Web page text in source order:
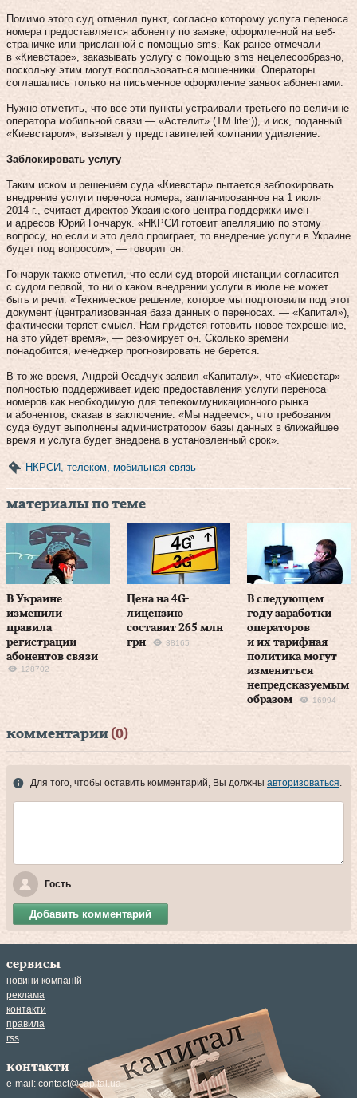
Помимо этого суд отменил пункт, согласно которому услуга переноса
номера предоставляется абоненту по заявке, оформленной на веб-
страничке или присланной с помощью sms. Как ранее отмечали
в «Киевстаре», заказывать услугу с помощью sms нецелесообразно,
поскольку этим могут воспользоваться мошенники. Операторы
соглашались только на письменное оформление заявок абонентами.
Нужно отметить, что все эти пункты устраивали третьего по величине
оператора мобильной связи — «Астелит» (ТМ life:)), и иск, поданный
«Киевстаром», вызывал у представителей компании удивление.
Заблокировать услугу
Таким иском и решением суда «Киевстар» пытается заблокировать
внедрение услуги переноса номера, запланированное на 1 июля
2014 г., считает директор Украинского центра поддержки имен
и адресов Юрий Гончарук. «НКРСИ готовит апелляцию по этому
вопросу, но если и это дело проиграет, то внедрение услуги в Украине
будет под вопросом», — говорит он.
Гончарук также отметил, что если суд второй инстанции согласится
с судом первой, то ни о каком внедрении услуги в июле не может
быть и речи. «Техническое решение, которое мы подготовили под этот
документ (централизованная база данных о переносах. — «Капитал»),
фактически теряет смысл. Нам придется готовить новое техрешение,
на это уйдет время», — резюмирует он. Сколько времени
понадобится, менеджер прогнозировать не берется.
В то же время, Андрей Осадчук заявил «Капиталу», что «Киевстар»
полностью поддерживает идею предоставления услуги переноса
номеров как необходимую для телекоммуникационного рынка
и абонентов, сказав в заключение: «Мы надеемся, что требования
суда будут выполнены администратором базы данных в ближайшее
время и услуга будет внедрена в установленный срок».
НКРСИ телеком мобильная связь
материалы по теме
В Украине
изменили
правила
регистрации
абонентов связи
128702
Цена на 4G-
лицензию
составит 265 млн
грн
38165
В следующем
году заработки
операторов
и их тарифная
политика могут
измениться
непредсказуемым
образом
16994
комментарии (0)
Для того, чтобы оставить комментарий, Вы должны авторизоваться.
Гость
Добавить комментарий
сервисы
новини компаній
реклама
контакти
правила
rss
контакти
e-mail: contact@capital.ua